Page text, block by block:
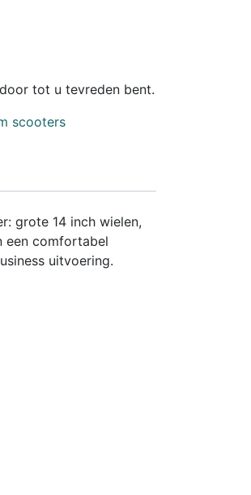
tot u tevreden bent.
scooters
grote 14 inch wielen,
een comfortabel
uitvoering.